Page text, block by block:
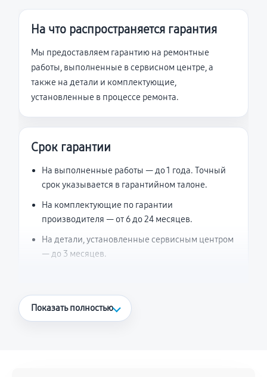
На что распространяется гарантия
Мы предоставляем гарантию на ремонтные
работы, выполненные в сервисном центре, а
также на детали и комплектующие,
установленные в процессе ремонта.
Срок гарантии
На выполненные работы — до 1 года. Точный
срок указывается в гарантийном талоне.
На комплектующие по гарантии
производителя — от 6 до 24 месяцев.
На детали, установленные сервисным центром
— до 3 месяцев.
Что считается гарантийным случаем
Показать полностью